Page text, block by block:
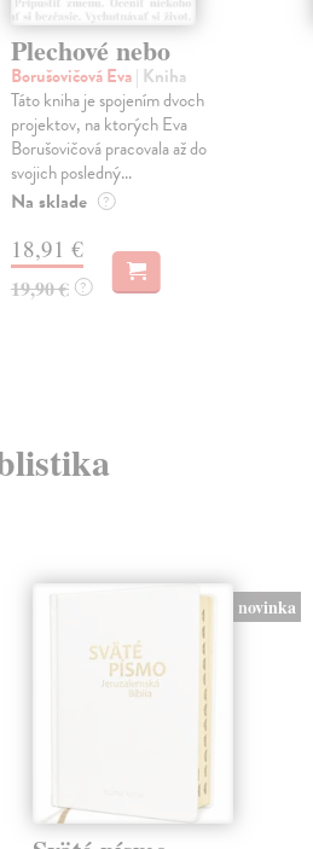
Plechové nebo
Borušovičová Eva| Kniha
Táto kniha je spojením dvoch
projektov, na ktorých Eva
Borušovičová pracovala až do
svojich posledný...
Na sklade ?
18,91 €
19,90 € ?
novinka